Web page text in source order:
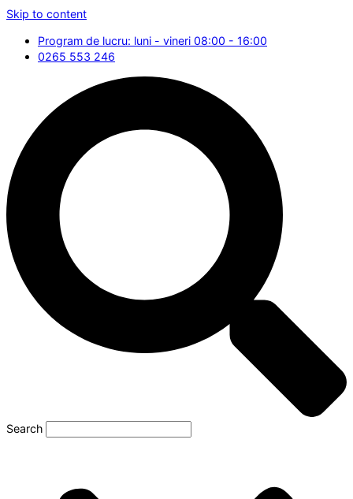
Skip to content
Program de lucru: luni - vineri 08:00 - 16:00
0265 553 246
Search